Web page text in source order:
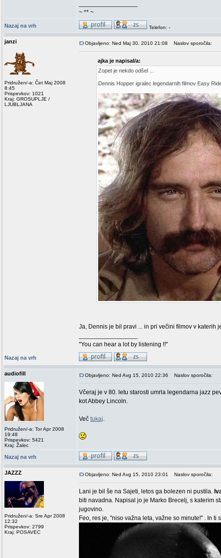
~ ** ~
Nazaj na vrh Telefon: -
janzi
Pridružen/-a: Čet Maj 2008
8:45
Prispevkov: 1021
Kraj: GROSUPLJE /
LJUBLJANA
Objavljeno: Ned Maj 30, 2010 21:08 Naslov sporočila:
ajka je napisal/a:
Zopet je nekdo odšel ...
Dennis Hopper igralec legendarnih filmov Easy
Ja, Dennis je bil pravi ... in pri večini filmov v katerih
''You can hear a lot by listening !!''
Nazaj na vrh
audiofill
Pridružen/-a: Tor Apr 2008
19:48
Prispevkov: 5421
Kraj: Žalec
Objavljeno: Ned Avg 15, 2010 22:36 Naslov sporočila:
Včeraj je v 80. letu starosti umrla legendarna jazz
kot Abbey Lincoln.
Več tukaj.
Nazaj na vrh
JAZZZ
Pridružen/-a: Sre Apr 2008
12:32
Prispevkov: 2799
Kraj: POSAVEC
Objavljeno: Ned Avg 15, 2010 23:01 Naslov sporočila:
Lani je bil še na Sajeti, letos ga bolezen ni pustila.
biti navadna. Napisal jo je Marko Brecelj, s katerim
jugovino.
Feo, res je, "niso važna leta, važne so minute!" . In ti